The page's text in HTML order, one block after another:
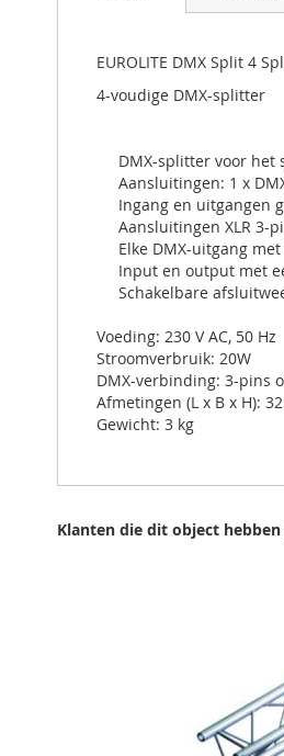
EUROLITE DMX Split 4
4-voudige DMX-splitter
DMX-splitter voor het
Aansluitingen: 1 x
Ingang en uitgangen
Aansluitingen XLR 3-
Elke DMX-uitgang
Input en output met
Schakelbare
Voeding: 230 V AC, 50 Hz
Stroomverbruik: 20W
DMX-verbinding: 3-pins
Afmetingen (L x B x H):
Gewicht: 3 kg
Klanten die dit object